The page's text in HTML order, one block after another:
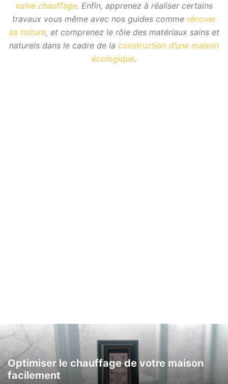
votre chauffage. Enfin, apprenez à réaliser certains
travaux vous même avec nos guides comme rénover
sa toiture, et comprenez le rôle des matériaux sains et
naturels dans le cadre de la construction d’une maison
écologique.
Optimiser le chauffage de votre maison
facilement